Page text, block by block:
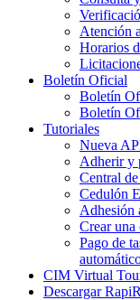
Atención
Horarios
Boletín Oficial
Boletín
Boletín
Tutoriales
Nueva
Adherir y
Central
Cedulón
Adhesión
Crear una
Pago de
CIM Virtual
Descargar